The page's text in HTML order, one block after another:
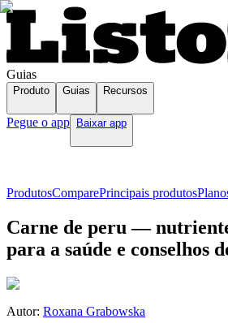
Guias
Produto Guias Recursos
Pegue o app Baixar app
ProdutosComparePrincipais produtos
Carne de peru —
para a saúde e conselhos
Autor: Roxana Grabowska